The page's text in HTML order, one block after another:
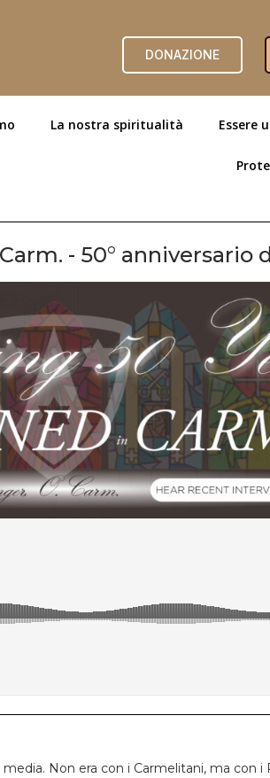
DONAZIONE
La nostra spiritualità Essere
- 50° anniversario
Non era con i Carmelitani, ma con